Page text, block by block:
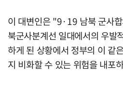
이 대변인은 "9·19 남북 군사
북군사분계선 일대에서의 우발
하게 된 상황에서 정부의 이 같
지 비화할 수 있는 위험을 내포